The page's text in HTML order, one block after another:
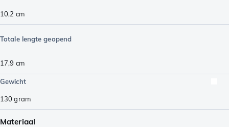
10,2 cm
Totale lengte geopend
17,9 cm
Gewicht
130gram
Materiaal